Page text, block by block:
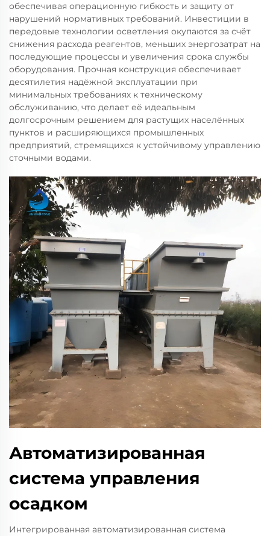
обеспечивая операционную гибкость и защиту от
нарушений нормативных требований. Инвестиции в
передовые технологии осветления окупаются за счёт
снижения расхода реагентов, меньших энергозатрат на
последующие процессы и увеличения срока службы
оборудования. Прочная конструкция обеспечивает
десятилетия надёжной эксплуатации при
минимальных требованиях к техническому
обслуживанию, что делает её идеальным
долгосрочным решением для растущих населённых
пунктов и расширяющихся промышленных
предприятий, стремящихся к устойчивому управлению
сточными водами.
Автоматизированная
система управления
осадком
Интегрированная автоматизированная система